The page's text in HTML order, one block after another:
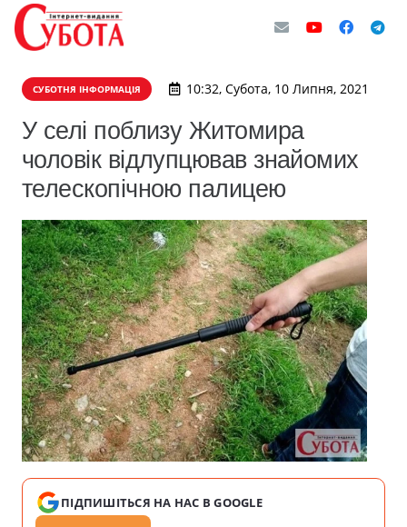
СУБОТНЯ ІНФОРМАЦІЯ 10:32, Субота, 10 Липня, 2021
У селі поблизу Житомира
чоловік відлупцював знайомих
телескопічною палицею
ПІДПИШІТЬСЯ НА НАС В GOOGLE